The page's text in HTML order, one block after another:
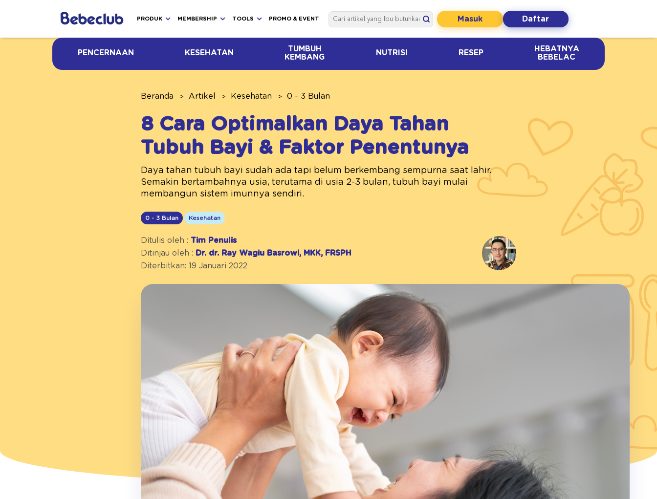
PRODUK MEMBERSHIP TOOLS PROMO & EVENT Masuk Daftar
PENCERNAAN KESEHATAN
TUMBUH
KEMBANG
NUTRISI RESEP
HEBATNYA
BEBELAC
Beranda Artikel Kesehatan 0 - 3 Bulan
8 Cara Optimalkan Daya Tahan
Tubuh Bayi & Faktor Penentunya
Daya tahan tubuh bayi sudah ada tapi belum berkembang sempurna saat lahir.
Semakin bertambahnya usia, terutama di usia 2-3 bulan, tubuh bayi mulai
membangun sistem imunnya sendiri.
0 - 3 Bulan Kesehatan
Ditulis oleh : Tim Penulis
Ditinjau oleh :
Dr. dr. Ray Wagiu Basrowi, MKK, FRSPH
Diterbitkan: 19 Januari 2022